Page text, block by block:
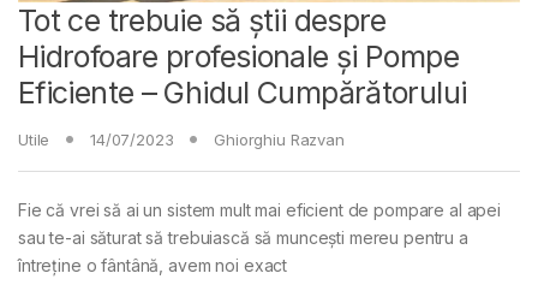
Tot ce trebuie să știi despre
Hidrofoare profesionale și Pompe
Eficiente – Ghidul Cumpărătorului
Utile 14/07/2023 Ghiorghiu Razvan
Fie că vrei să ai un sistem mult mai eficient de pompare al apei
sau te-ai săturat să trebuiască să muncești mereu pentru a
întreține o fântână, avem noi exact